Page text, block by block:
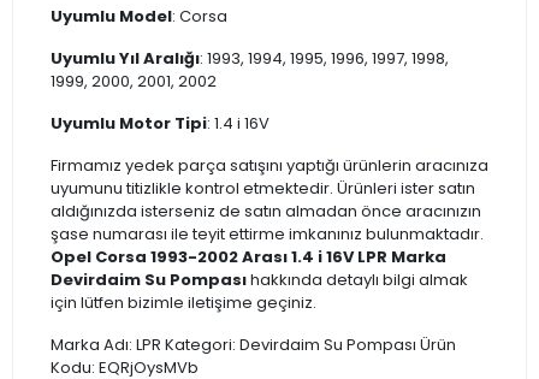
Uyumlu Model: Corsa
Uyumlu Yıl Aralığı: 1993, 1994, 1995, 1996, 1997, 1998,
1999, 2000, 2001, 2002
Uyumlu Motor Tipi: 1.4 i 16V
Firmamız yedek parça satışını yaptığı ürünlerin aracınıza
uyumunu titizlikle kontrol etmektedir. Ürünleri ister satın
aldığınızda isterseniz de satın almadan önce aracınızın
şase numarası ile teyit ettirme imkanınız bulunmaktadır.
Opel Corsa 1993-2002 Arası 1.4 i 16V LPR Marka
Devirdaim Su Pompasıhakkında detaylı bilgi almak
için lütfen bizimle iletişime geçiniz.
Marka Adı: LPR Kategori: Devirdaim Su Pompası Ürün
Kodu: EQRjOysMVb